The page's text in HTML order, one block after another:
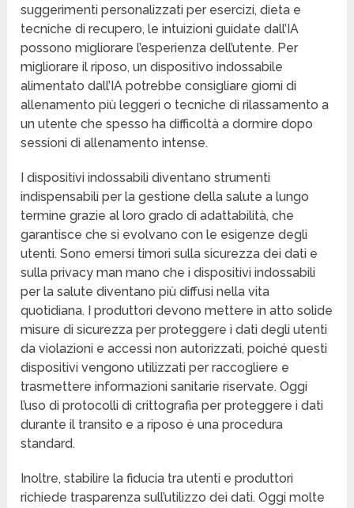
suggerimenti personalizzati per esercizi, dieta e
tecniche di recupero, le intuizioni guidate dall’IA
possono migliorare l’esperienza dell’utente. Per
migliorare il riposo, un dispositivo indossabile
alimentato dall’IA potrebbe consigliare giorni di
allenamento più leggeri o tecniche di rilassamento a
un utente che spesso ha difficoltà a dormire dopo
sessioni di allenamento intense.
I dispositivi indossabili diventano strumenti
indispensabili per la gestione della salute a lungo
termine grazie al loro grado di adattabilità, che
garantisce che si evolvano con le esigenze degli
utenti. Sono emersi timori sulla sicurezza dei dati e
sulla privacy man mano che i dispositivi indossabili
per la salute diventano più diffusi nella vita
quotidiana. I produttori devono mettere in atto solide
misure di sicurezza per proteggere i dati degli utenti
da violazioni e accessi non autorizzati, poiché questi
dispositivi vengono utilizzati per raccogliere e
trasmettere informazioni sanitarie riservate. Oggi
l’uso di protocolli di crittografia per proteggere i dati
durante il transito e a riposo è una procedura
standard.
Inoltre, stabilire la fiducia tra utenti e produttori
richiede trasparenza sull’utilizzo dei dati. Oggi molte